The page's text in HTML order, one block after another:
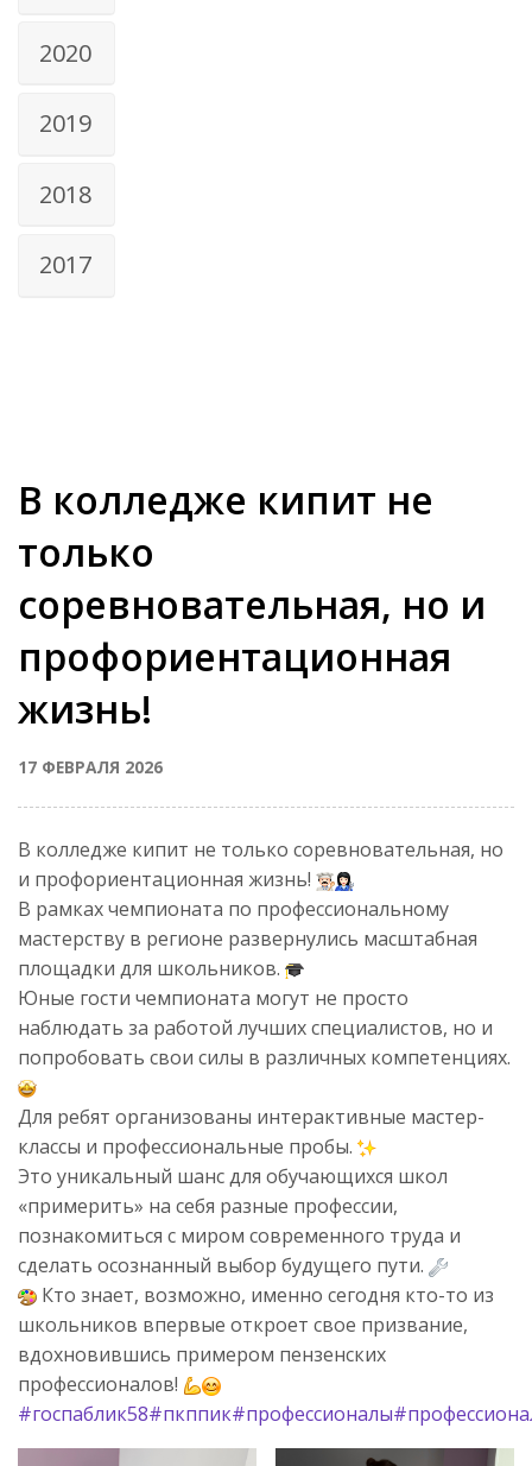
2020
2019
2018
2017
В колледже кипит не
только
соревновательная, но и
профориентационная
жизнь!
17 ФЕВРАЛЯ 2026
В колледже кипит не только соревновательная, но
и профориентационная жизнь!
В рамках чемпионата по профессиональному
мастерству в регионе развернулись масштабная
площадки для школьников.
Юные гости чемпионата могут не просто
наблюдать за работой лучших специалистов, но и
попробовать свои силы в различных компетенциях.
Для ребят организованы интерактивные мастер-
классы и профессиональные пробы.
Это уникальный шанс для обучающихся школ
«примерить» на себя разные профессии,
познакомиться с миром современного труда и
сделать осознанный выбор будущего пути.
Кто знает, возможно, именно сегодня кто-то из
школьников впервые откроет свое призвание,
вдохновившись примером пензенских
профессионалов!
#госпаблик58#пкппик#профессионалы